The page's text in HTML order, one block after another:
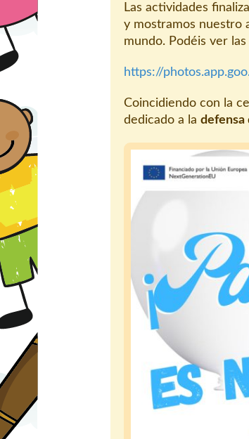
Las actividades
y mostramos nuestro
mundo. Podéis ver
https://
Coincidiendo con la
dedicado a la defensa